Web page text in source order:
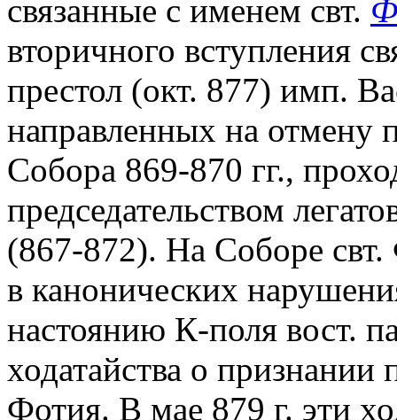
связанные с именем свт.
вторичного вступления
престол (окт. 877) имп.
направленных на отмену
Собора 869-870 гг.,
председательством
(867-872). На Соборе
в канонических
настоянию К-поля вост.
ходатайства о признании
Фотия. В мае 879 г. эти